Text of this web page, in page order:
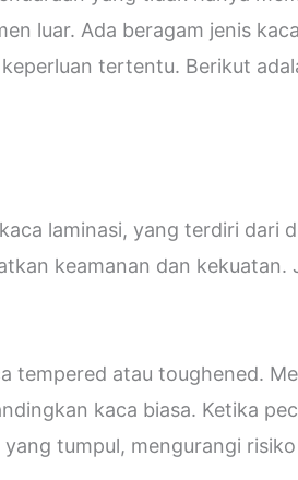
luar. Ada beragam jenis
tertentu. Berikut
laminasi, yang terdiri dari
keamanan dan
tempered atau toughened.
kaca biasa. Ketika
tumpul, mengurangi